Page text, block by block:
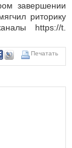
завершении
риторику
https://t.
Печатать